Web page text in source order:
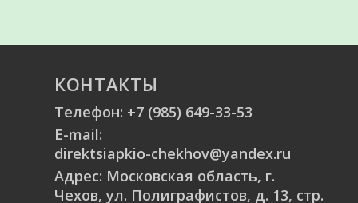
КОНТАКТЫ
Телефон: +7 (985) 649-33-53
E-mail:
direktsiapkio-chekhov@yandex.ru
Адрес: Московская область, г.
Чехов, ул. Полиграфистов, д. 13, стр.